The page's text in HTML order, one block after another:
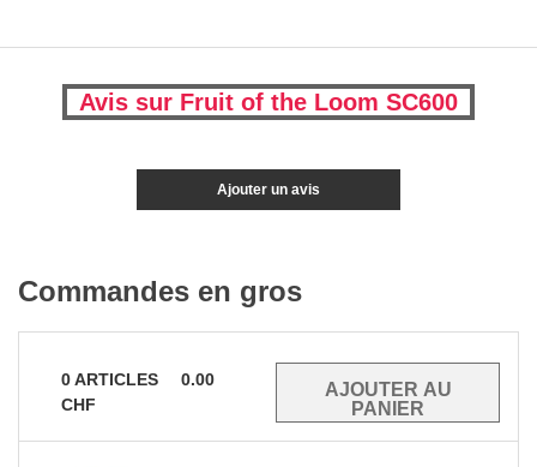
Avis sur Fruit of the Loom SC600
Ajouter un avis
Commandes en gros
0ARTICLES
0.00
CHF